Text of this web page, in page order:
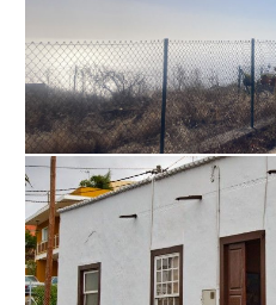
Casa moderna en Tazacorte –
azotea y piscina
Casa 4443 La Palma
Casa con tres dormitorios y
ubicación en Tijarafe